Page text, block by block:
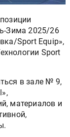
Зима 2025/26
Sport Equip»,
Sport
в зале № 9,
материалов и